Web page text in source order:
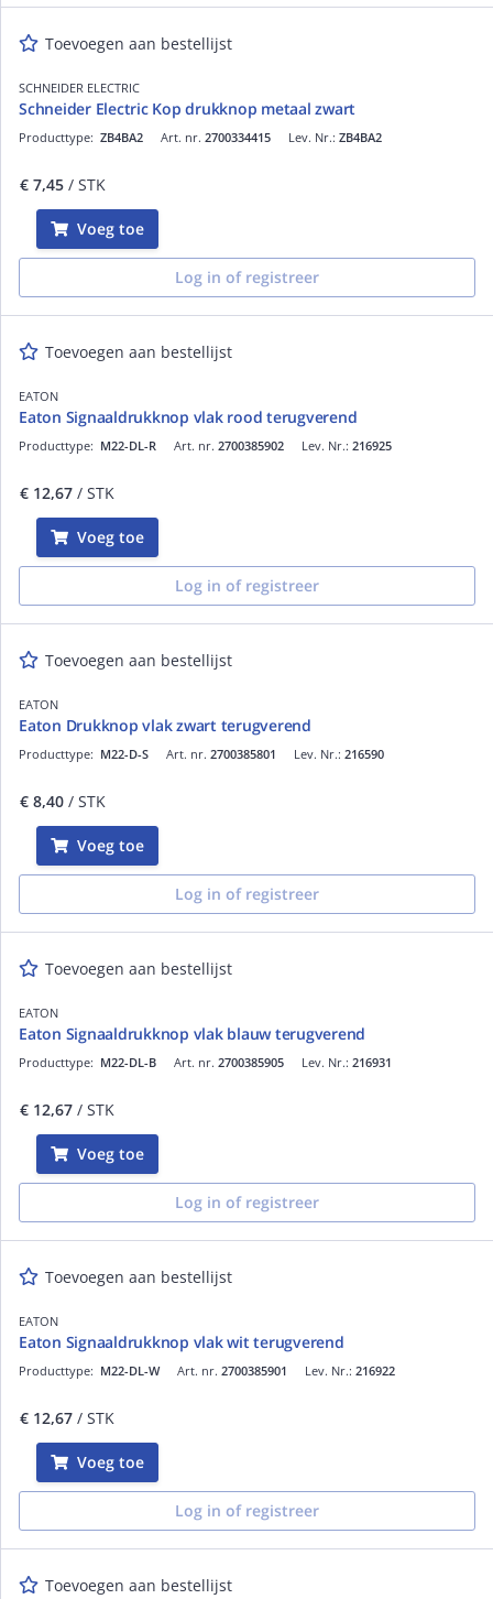
Toevoegen aan bestellijst
SCHNEIDER ELECTRIC
Schneider Electric Kop drukknop metaal zwart
Art. nr. 2700334415
Producttype: ZB4BA2 Lev. Nr.: ZB4BA2
€ 7,45 / STK
Voeg toe
Log in of registreer
Toevoegen aan bestellijst
EATON
Eaton Signaaldrukknop vlak rood terugverend
Art. nr. 2700385902
Producttype: M22-DL-R Lev. Nr.: 216925
€ 12,67 / STK
Voeg toe
Log in of registreer
Toevoegen aan bestellijst
EATON
Eaton Drukknop vlak zwart terugverend
Art. nr. 2700385801
Producttype: M22-D-S Lev. Nr.: 216590
€ 8,40 / STK
Voeg toe
Log in of registreer
Toevoegen aan bestellijst
EATON
Eaton Signaaldrukknop vlak blauw terugverend
Art. nr. 2700385905
Producttype: M22-DL-B Lev. Nr.: 216931
€ 12,67 / STK
Voeg toe
Log in of registreer
Toevoegen aan bestellijst
EATON
Eaton Signaaldrukknop vlak wit terugverend
Art. nr. 2700385901
Producttype: M22-DL-W Lev. Nr.: 216922
€ 12,67 / STK
Voeg toe
Log in of registreer
Toevoegen aan bestellijst